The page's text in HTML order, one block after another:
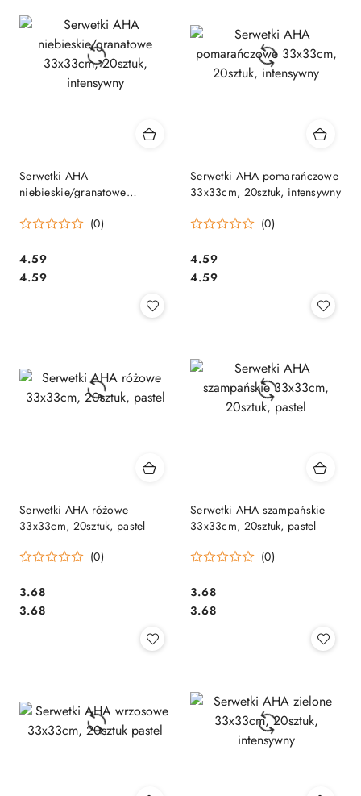
Serwetki AHA
niebieskie/granatowe
(0)
Cena:
4.59
Cena:
4.59
Serwetki AHA pomarańczowe
33x33cm, 20sztuk, intensywny
(0)
Cena:
4.59
Cena:
4.59
Serwetki AHA różowe
33x33cm, 20sztuk, pastel
(0)
Cena:
3.68
Cena:
3.68
Serwetki AHA szampańskie
33x33cm, 20sztuk, pastel
(0)
Cena:
3.68
Cena:
3.68